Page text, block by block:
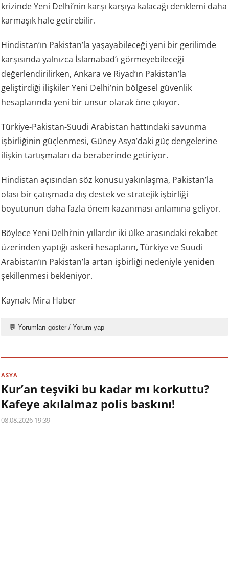
krizinde Yeni Delhi’nin karşı karşıya kalacağı denklemi daha
karmaşık hale getirebilir.
Hindistan’ın Pakistan’la yaşayabileceği yeni bir gerilimde
karşısında yalnızca İslamabad’ı görmeyebileceği
değerlendirilirken, Ankara ve Riyad’ın Pakistan’la
geliştirdiği ilişkiler Yeni Delhi’nin bölgesel güvenlik
hesaplarında yeni bir unsur olarak öne çıkıyor.
Türkiye-Pakistan-Suudi Arabistan hattındaki savunma
işbirliğinin güçlenmesi, Güney Asya’daki güç dengelerine
ilişkin tartışmaları da beraberinde getiriyor.
Hindistan açısından söz konusu yakınlaşma, Pakistan’la
olası bir çatışmada dış destek ve stratejik işbirliği
boyutunun daha fazla önem kazanması anlamına geliyor.
Böylece Yeni Delhi’nin yıllardır iki ülke arasındaki rekabet
üzerinden yaptığı askeri hesapların,Türkiyeve Suudi
Arabistan’ın Pakistan’la artan işbirliği nedeniyle yeniden
şekillenmesi bekleniyor.
Kaynak: Mira Haber
💬 Yorumları göster / Yorum yap
ASYA
Kur’an teşviki bu kadar mı korkuttu?
Kafeye akılalmaz polis baskını!
08.08.2026 19:39